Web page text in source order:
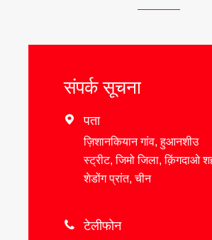
संपर्क सूचना
 पता
ज़िशानकियान गांव, हुआनशीउ
स्ट्रीट, जिमो जिला, क़िंगदाओ
शेडोंग प्रांत, चीन
 टेलीफोन